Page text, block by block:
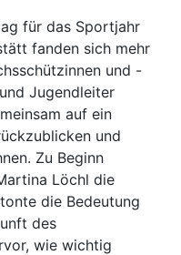
für das Sportjahr
fanden sich mehr
und -
Jugendleiter
auf ein
und
Zu Beginn
Löchl die
die Bedeutung
des
wie wichtig